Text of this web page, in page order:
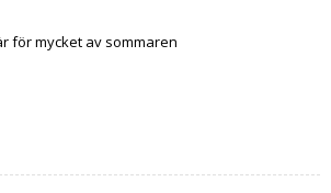
för mycket av sommaren